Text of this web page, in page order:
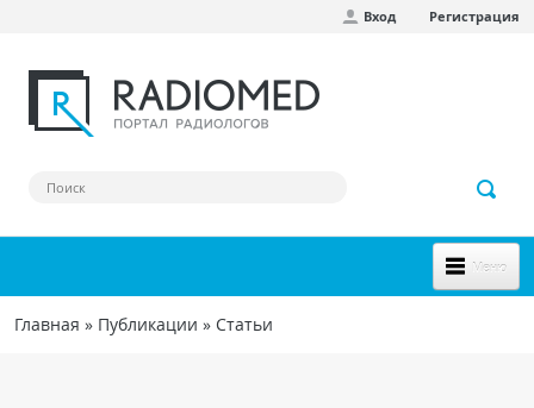
Вход Регистрация
Меню
НОВОЕ НА САЙТЕ
Вы здесь
Главная » Публикации » Статьи